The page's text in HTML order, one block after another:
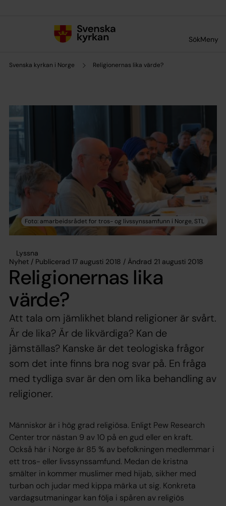
SökMeny
Svenska kyrkan i Norge Religionernas lika värde?
Lyssna
Nyhet / Publicerad 17 augusti 2018 / Ändrad 21 augusti 2018
Religionernas lika
värde?
Att tala om jämlikhet bland religioner är svårt.
Är de lika? Är de likvärdiga? Kan de
jämställas? Kanske är det teologiska frågor
som det inte finns bra nog svar på. En fråga
med tydliga svar är den om lika behandling av
religioner.
Människor är i hög grad religiösa. Enligt Pew Research
Center tror nästan 9 av 10 på en gud eller en kraft.
Också här i Norge är 85 % av befolkningen medlemmar i
ett tros- eller livssynssamfund. Medan de kristna
smälter in kommer muslimer med hijab, sikher med
turban och judar med kippa märka ut sig. Konkreta
vardagsutmaningar kan följa i spåren av religiös